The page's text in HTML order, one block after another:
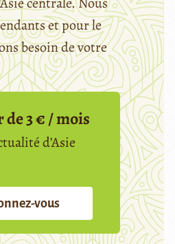
et pour le
besoin de votre
3 € / mois
d’Asie
vous